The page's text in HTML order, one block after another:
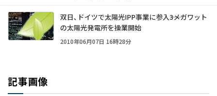
双日、ドイツで太陽光IPP事業に参入――3メガワット
の太陽光発電所を操業開始
2010年06月07日 16時28分
記事画像